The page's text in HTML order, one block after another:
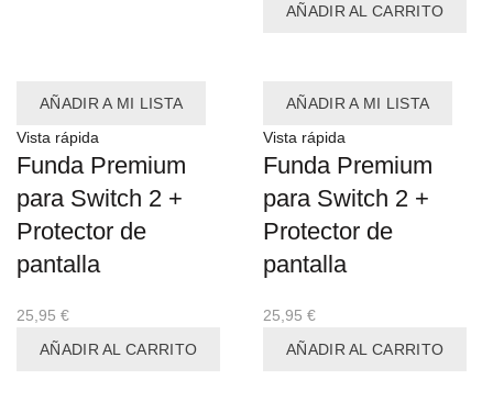
AÑADIR AL CARRITO
AÑADIR A MI LISTA
Vista rápida
Funda Premium
para Switch 2 +
Protector de
pantalla
25,95 €
AÑADIR AL CARRITO
AÑADIR A MI LISTA
Vista rápida
Funda Premium
para Switch 2 +
Protector de
pantalla
25,95 €
AÑADIR AL CARRITO